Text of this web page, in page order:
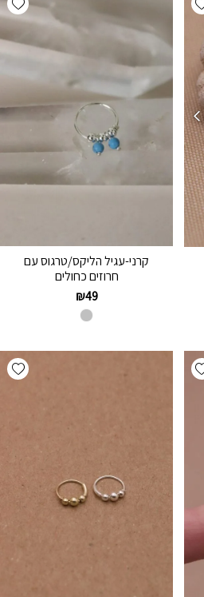
קרני-עגיל הליקס/טרגוס עם
חרוזים כחולים
₪49
Add wishlist